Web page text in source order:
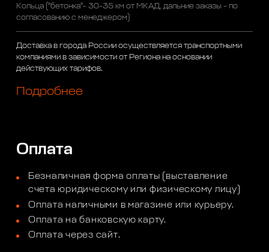
Кольца ("бетонка"- 30-35 км от МКАД, дальние заказы - по
согласованию с менеджером)
Доставка в города России осуществляется транспортными
компаниями в зависимости от Региона на основании
действующих тарифов.
Подробнее
Оплата
Безналичная форма оплаты (выставление
счета юридическому или физическому лицу)
Оплата наличными в магазине или курьеру.
Оплата на банковскую карту.
Оплата через сайт.